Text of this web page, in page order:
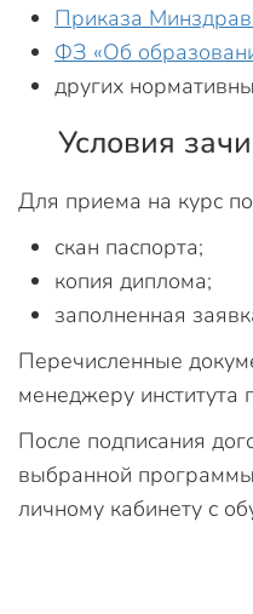
Приказа
ФЗ «Об
других
Условия
Для приема на курс
скан паспорта;
копия диплома;
заполненная
Перечисленные
менеджеру института
После подписания
выбранной
личному кабинету с